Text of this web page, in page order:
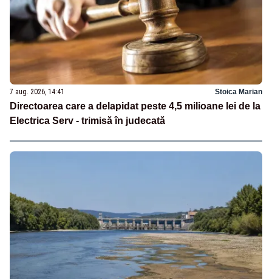
7 aug. 2026, 14:41 Stoica Marian
Directoarea care a delapidat peste 4,5 milioane lei de la
Electrica Serv - trimisă în judecată